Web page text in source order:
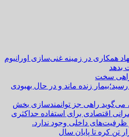
همکاری در زمینه غنی‌سازی اورانیوم
بدهد
سخت
زنده ماند و در حال بهبودی
می‌گوید راهی جز توانمندسازی بخش
اقتصادی برای استفاده حداکثری
ظرفیت‌های داخلی وجود ندارد.